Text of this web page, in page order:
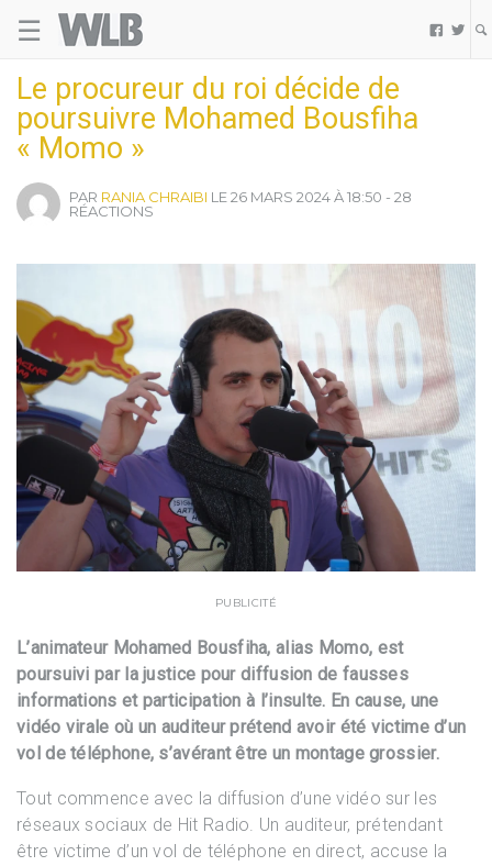
☰  
Le procureur du roi décide de
poursuivre Mohamed Bousfiha
« Momo »
PAR RANIA CHRAIBI LE 26 MARS 2024 À 18:50 - 28
RÉACTIONS
PUBLICITÉ
L’animateur Mohamed Bousfiha, alias Momo, est
poursuivi par la justice pour diffusion de fausses
informations et participation à l’insulte. En cause, une
vidéo virale où un auditeur prétend avoir été victime d’un
vol de téléphone, s’avérant être un montage grossier.
Tout commence avec la diffusion d’une vidéo sur les
réseaux sociaux de Hit Radio. Un auditeur, prétendant
être victime d’un vol de téléphone en direct, accuse la